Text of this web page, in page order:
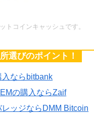
トコインキャッシュです。
選びのポイント！
入ならbitbank
の購入ならZaif
ッジならDMM Bitcoin